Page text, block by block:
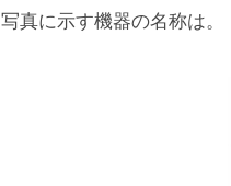
写真に示す機器の名称は。